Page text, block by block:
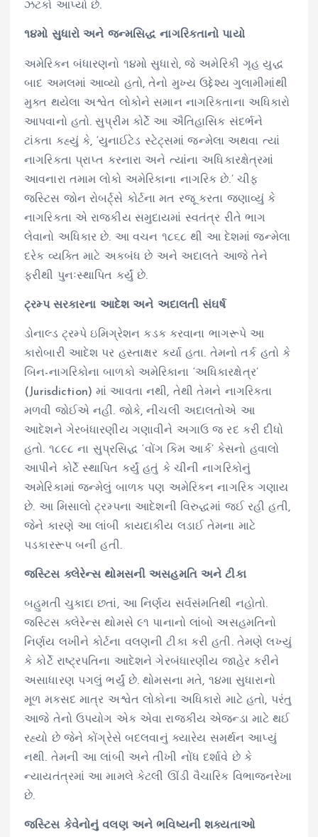
ઝટકો આપ્યો છે.
૧૪મો સુધારો અને જન્મસિદ્ધ નાગરિકતાનો પાયો
અમેરિકન બંધારણનો ૧૪મો સુધારો, જે અમેરિકી ગૃહ યુદ્ધ
બાદ અમલમાં આવ્યો હતો, તેનો મુખ્ય ઉદ્દેશ્ય ગુલામીમાંથી
મુક્ત થયેલા અશ્વેત લોકોને સમાન નાગરિકતાના અધિકારો
આપવાનો હતો. સુપ્રીમ કોર્ટે આ ઐતિહાસિક સંદર્ભને
ટાંકતા કહ્યું કે, ‘યુનાઈટેડ સ્ટેટ્સમાં જન્મેલા અથવા ત્યાં
નાગરિકતા પ્રાપ્ત કરનારા અને ત્યાંના અધિકારક્ષેત્રમાં
આવનારા તમામ લોકો અમેરિકાના નાગરિક છે.’ ચીફ
જસ્ટિસ જોન રોબર્ટ્સે કોર્ટના મત રજૂ કરતા જણાવ્યું કે
નાગરિકતા એ રાજકીય સમુદાયમાં સ્વતંત્ર રીતે ભાગ
લેવાનો અધિકાર છે. આ વચન ૧૮૬૮ થી આ દેશમાં જન્મેલા
દરેક વ્યક્તિ માટે અકબંધ છે અને અદાલતે આજે તેને
ફરીથી પુનઃસ્થાપિત કર્યું છે.
ટ્રમ્પ સરકારના આદેશ અને અદાલતી સંઘર્ષ
ડોનાલ્ડ ટ્રમ્પે ઇમિગ્રેશન કડક કરવાના ભાગરૂપે આ
કારોબારી આદેશ પર હસ્તાક્ષર કર્યા હતા. તેમનો તર્ક હતો કે
બિન-નાગરિકોના બાળકો અમેરિકાના ‘અધિકારક્ષેત્ર’
(Jurisdiction) માં આવતા નથી, તેથી તેમને નાગરિકતા
મળવી જોઈએ નહીં. જોકે, નીચલી અદાલતોએ આ
આદેશને ગેરબંધારણીય ગણાવીને અગાઉ જ રદ કરી દીધો
હતો. ૧૮૯૮ ના સુપ્રસિદ્ધ ‘વોંગ કિમ આર્ક’ કેસનો હવાલો
આપીને કોર્ટે સ્થાપિત કર્યું હતું કે ચીની નાગરિકોનું
અમેરિકામાં જન્મેલું બાળક પણ અમેરિકન નાગરિક ગણાય
છે. આ મિસાલો ટ્રમ્પના આદેશની વિરુદ્ધમાં જઈ રહી હતી,
જેને કારણે આ લાંબી કાયદાકીય લડાઈ તેમના માટે
પડકારરૂપ બની હતી.
જસ્ટિસ ક્લેરેન્સ થોમસની અસહમતિ અને ટીકા
બહુમતી ચુકાદા છતાં, આ નિર્ણય સર્વસંમતિથી નહોતો.
જસ્ટિસ ક્લેરેન્સ થોમસે ૯૧ પાનાનો લાંબો અસહમતિનો
નિર્ણય લખીને કોર્ટના વલણની ટીકા કરી હતી. તેમણે લખ્યું
કે કોર્ટે રાષ્ટ્રપતિના આદેશને ગેરબંધારણીય જાહેર કરીને
અસાધારણ પગલું ભર્યું છે. થોમસના મતે, ૧૪મા સુધારાનો
મૂળ મકસદ માત્ર અશ્વેત લોકોના અધિકારો માટે હતો, પરંતુ
આજે તેનો ઉપયોગ એક એવા રાજકીય એજન્ડા માટે થઈ
રહ્યો છે જેને કોંગ્રેસે બદલવાનું ક્યારેય સમર્થન આપ્યું
નથી. તેમની આ લાંબી અને તીખી નોંધ દર્શાવે છે કે
ન્યાયતંત્રમાં આ મામલે કેટલી ઊંડી વૈચારિક વિભાજનરેખા
છે.
જસ્ટિસ કેવેનોનું વલણ અને ભવિષ્યની શક્યતાઓ